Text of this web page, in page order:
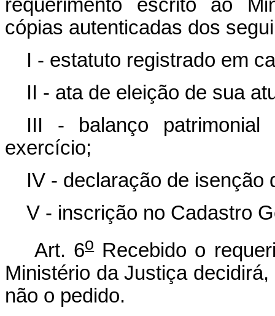
requerimento escrito ao
cópias autenticadas dos
I - estatuto registrado em
II - ata de eleição de sua
III - balanço patrimonial
exercício;
IV - declaração de isenção
V - inscrição no Cadastro
Art. 6oRecebido o
Ministério da Justiça
não o pedido.